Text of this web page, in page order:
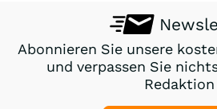
Abonnieren Sie unsere
und verpassen Sie
Redaktion